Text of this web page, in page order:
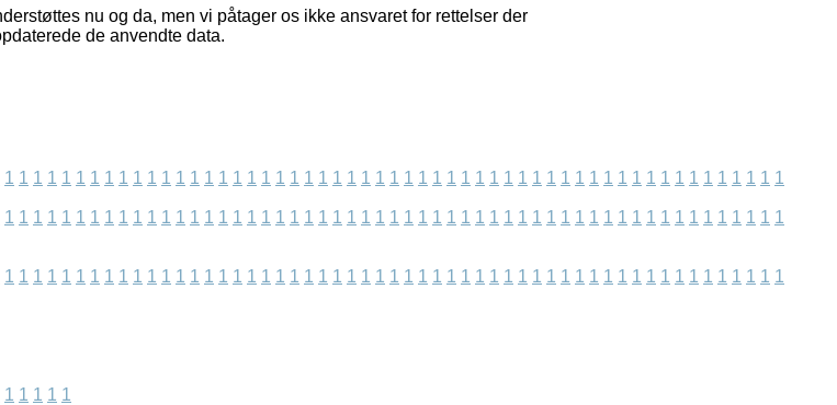
nu og da, men vi påtager os ikke ansvaret for rettelser der
de anvendte data.
1 1 1 1 1 1 1 1 1 1 1 1 1 1 1 1 1 1 1 1 1 1 1 1 1 1 1 1 1 1 1 1 1 1 1 1 1 1 1 1 1 1 1 1 1 1 1 1 1 1 1 1 1 1 1
1 1 1 1 1 1 1 1 1 1 1 1 1 1 1 1 1 1 1 1 1 1 1 1 1 1 1 1 1 1 1 1 1 1 1 1 1 1 1 1 1 1 1 1 1 1 1 1 1 1 1 1 1 1 1
1 1 1 1 1 1 1 1 1 1 1 1 1 1 1 1 1 1 1 1 1 1 1 1 1 1 1 1 1 1 1 1 1 1 1 1 1 1 1 1 1 1 1 1 1 1 1 1 1 1 1 1 1 1 1
1 1 1 1 1